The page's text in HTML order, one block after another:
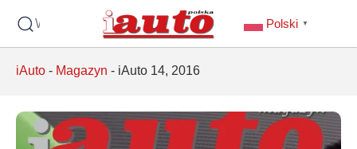
Wyszukaj Polski ▼
iAuto - Magazyn - iAuto 14, 2016